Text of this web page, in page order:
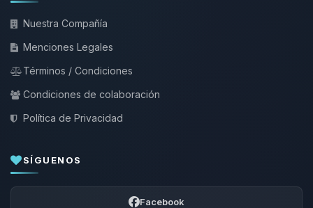
Nuestra Compañía
Menciones Legales
Términos / Condiciones
Condiciones de colaboración
Política de Privacidad
SÍGUENOS
Facebook